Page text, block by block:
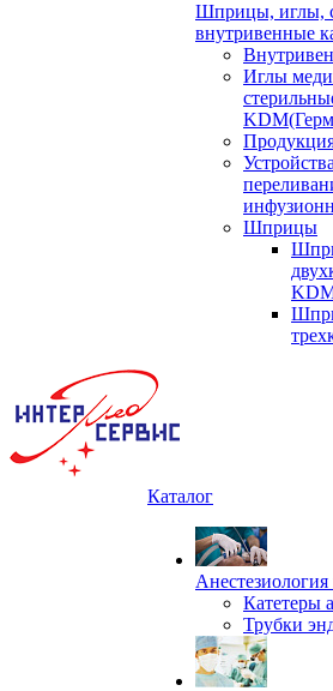
Шприцы, иглы,
внутривенные
Иглы
Шприцы
Каталог
Катетеры
Трубки